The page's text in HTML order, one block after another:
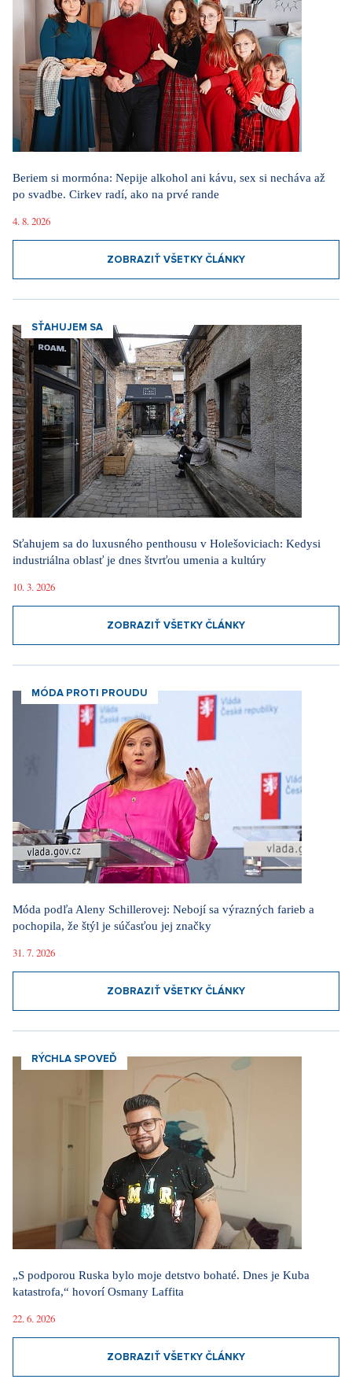
Beriem si mormóna: Nepije alkohol ani kávu, sex si necháva až
po svadbe. Cirkev radí, ako na prvé rande
4. 8. 2026
ZOBRAZIŤ VŠETKY ČLÁNKY
SŤAHUJEM SA
Sťahujem sa do luxusného penthousu v Holešoviciach: Kedysi
industriálna oblasť je dnes štvrťou umenia a kultúry
10. 3. 2026
ZOBRAZIŤ VŠETKY ČLÁNKY
MÓDA PROTI PROUDU
Móda podľa Aleny Schillerovej: Nebojí sa výrazných farieb a
pochopila, že štýl je súčasťou jej značky
31. 7. 2026
ZOBRAZIŤ VŠETKY ČLÁNKY
RÝCHLA SPOVEĎ
„S podporou Ruska bylo moje detstvo bohaté. Dnes je Kuba
katastrofa,“ hovorí Osmany Laffita
22. 6. 2026
ZOBRAZIŤ VŠETKY ČLÁNKY